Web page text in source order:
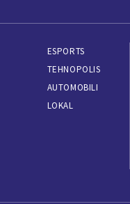
ESPORTS
TEHNOPOLIS
AUTOMOBILI
LOKAL